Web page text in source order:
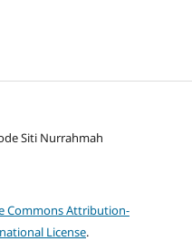
Siti Nurrahmah
Commons Attribution-
License.